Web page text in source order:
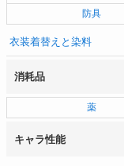
防具
衣装着替えと染料
消耗品
薬
キャラ性能